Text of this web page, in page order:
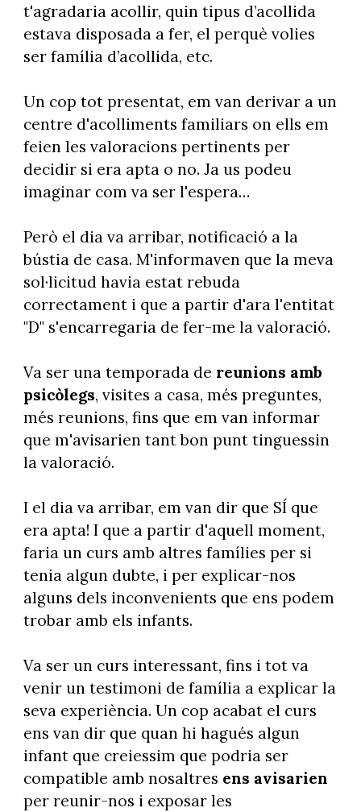
t'agradaria acollir, quin tipus d’acollida
estava disposada a fer, el perquè volies
ser família d’acollida, etc.
Un cop tot presentat, em van derivar a un
centre d'acolliments familiars on ells em
feien les valoracions pertinents per
decidir si era apta o no. Ja us podeu
imaginar com va ser l'espera…
Però el dia va arribar, notificació a la
bústia de casa. M'informaven que la meva
sol·licitud havia estat rebuda
correctament i que a partir d'ara l'entitat
"D" s'encarregaria de fer-me la valoració.
Va ser una temporada de reunions amb
psicòlegs, visites a casa, més preguntes,
més reunions, fins que em van informar
que m'avisarien tant bon punt tinguessin
la valoració.
I el dia va arribar, em van dir que SÍ que
era apta! I que a partir d'aquell moment,
faria un curs amb altres famílies per si
tenia algun dubte, i per explicar-nos
alguns dels inconvenients que ens podem
trobar amb els infants.
Va ser un curs interessant, fins i tot va
venir un testimoni de família a explicar la
seva experiència. Un cop acabat el curs
ens van dir que quan hi hagués algun
infant que creiessim que podria ser
compatible amb nosaltres ens avisarien
per reunir-nos i exposar les